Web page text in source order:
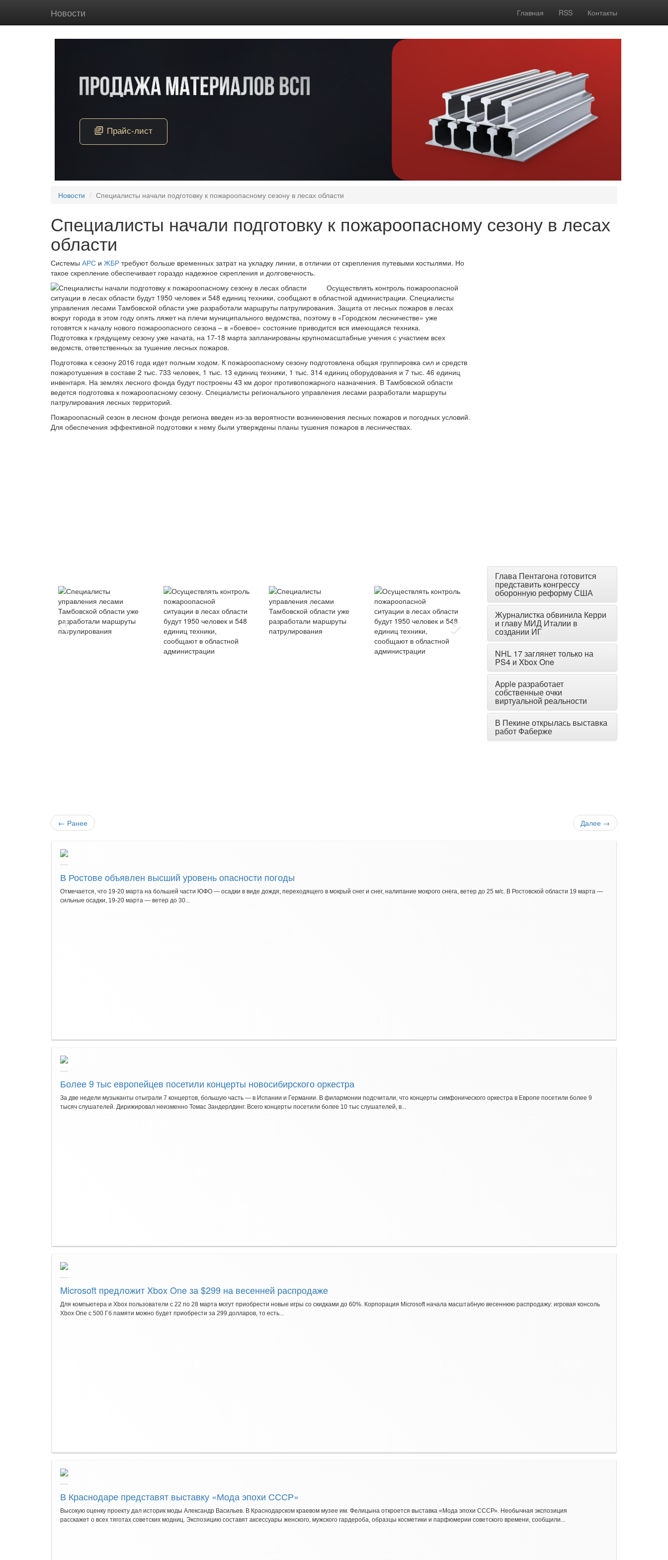
Новости Главная RSS Контакты
Новости Специалисты начали подготовку к пожароопасному сезону в лесах области
Специалисты начали подготовку к пожароопасному сезону в лесах
области
Системы АРС и ЖБР требуют больше временных затрат на укладку линии, в отличии от скрепления путевыми костылями. Но
такое скрепление обеспечивает гораздо надежное скрепления и долговечность.
Осуществлять контроль пожароопасной
ситуации в лесах области будут 1950 человек и 548 единиц техники, сообщают в областной администрации. Специалисты
управления лесами Тамбовской области уже разработали маршруты патрулирования. Защита от лесных пожаров в лесах
вокруг города в этом году опять ляжет на плечи муниципального ведомства, поэтому в «Городском лесничестве» уже
готовятся к началу нового пожароопасного сезона – в «боевое» состояние приводится вся имеющаяся техника.
Подготовка к грядущему сезону уже начата, на 17-18 марта запланированы крупномасштабные учения с участием всех
ведомств, ответственных за тушение лесных пожаров.
Подготовка к сезону 2016 года идет полным ходом. К пожароопасному сезону подготовлена общая группировка сил и средств
пожаротушения в составе 2 тыс. 733 человек, 1 тыс. 13 единиц техники, 1 тыс. 314 единиц оборудования и 7 тыс. 46 единиц
инвентаря. На землях лесного фонда будут построены 43 км дорог противопожарного назначения. В Тамбовской области
ведется подготовка к пожароопасному сезону. Специалисты регионального управления лесами разработали маршруты
патрулирования лесных территорий.
Пожароопасный сезон в лесном фонде региона введен из-за вероятности возникновения лесных пожаров и погодных условий.
Для обеспечения эффективной подготовки к нему были утверждены планы тушения пожаров в лесничествах.
Глава Пентагона готовится
представить конгрессу
оборонную реформу США
Журналистка обвинила Керри
и главу МИД Италии в
создании ИГ
NHL 17 заглянет только на
PS4 и Xbox One
Apple разработает
собственные очки
виртуальной реальности
В Пекине открылась выставка
работ Фаберже
← Ранее Далее →
В Ростове объявлен высший уровень опасности погоды
Отмечается, что 19-20 марта на большей части ЮФО — осадки в виде дождя, переходящего в мокрый снег и снег, налипание мокрого снега, ветер до 25 м/с. В Ростовской области 19 марта —
сильные осадки, 19-20 марта — ветер до 30...
Более 9 тыс европейцев посетили концерты новосибирского оркестра
За две недели музыканты отыграли 7 концертов, большую часть — в Испании и Германии. В филармонии подсчитали, что концерты симфонического оркестра в Европе посетили более 9
тысяч слушателей. Дирижировал неизменно Томас Зандерлдинг. Всего концерты посетили более 10 тыс слушателей, в...
Microsoft предложит Xbox One за $299 на весенней распродаже
Для компьютера и Xbox пользователи с 22 по 28 марта могут приобрести новые игры со скидками до 60%. Корпорация Microsoft начала масштабную весеннюю распродажу: игровая консоль
Xbox One с 500 Гб памяти можно будет приобрести за 299 долларов, то есть...
В Краснодаре представят выставку «Мода эпохи СССР»
Высокую оценку проекту дал историк моды Александр Васильев. В Краснодарском краевом музее им. Фелицына откроется выставка «Мода эпохи СССР». Необычная экспозиция
расскажет о всех тяготах советских модниц. Экспозицию составят аксессуары женского, мужского гардероба, образцы косметики и парфюмерии советского времени, сообщили...